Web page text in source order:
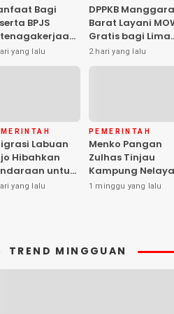
Bagi
BPJS
Santunan
hingga
yang lalu
DPPKB
Barat Layani
Gratis bagi Lima
Peserta, Biaya
Ditanggung
2 hari yang lalu
Labuan
Hibahkan
untuk
Desa Cegah
yang lalu
PEMERINTAH
Menko Pangan
Zulhas Tinjau
Kampung
Modern Warloka,
1 minggu yang lalu
TREND MINGGUAN